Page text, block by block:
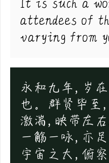
It is such a
attendees of
varying from
永和九年，岁
也。群贤毕至
激湍，映带左
一觞一咏，亦
宇宙之大，俯